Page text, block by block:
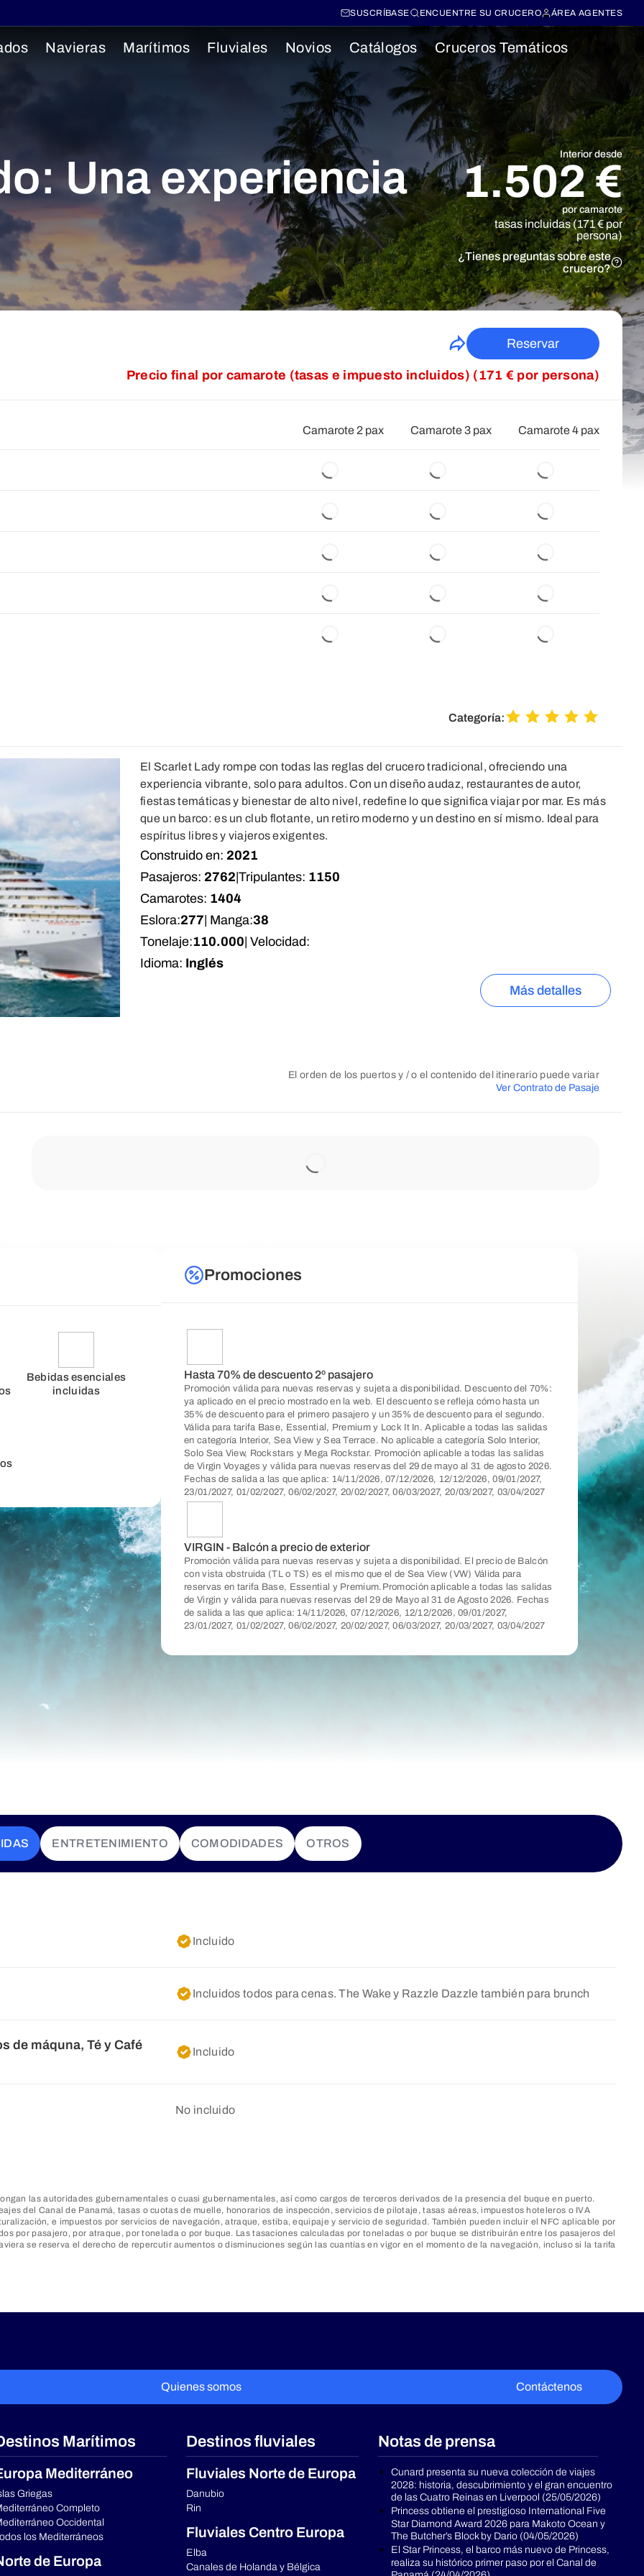
SUSCRÍBASE ENCUENTRE SU CRUCERO ÁREA AGENTES
Navieras Marítimos Fluviales Novios Catálogos Cruceros Temáticos
Una experiencia Interior desde
1.502 €
por camarote
tasas incluidas (171 € por
persona)
¿Tienes preguntas sobre este
crucero?
Reservar
Precio final por camarote (tasas e impuesto incluidos) (171 € por persona)
Camarote 2 pax Camarote 3 pax Camarote 4 pax
Categoría:
El Scarlet Lady rompe con todas las reglas del crucero tradicional, ofreciendo una
experiencia vibrante, solo para adultos. Con un diseño audaz, restaurantes de autor,
fiestas temáticas y bienestar de alto nivel, redefine lo que significa viajar por mar. Es más
que un barco: es un club flotante, un retiro moderno y un destino en sí mismo. Ideal para
espíritus libres y viajeros exigentes.
Construido en: 2021
Pasajeros: 2762 Tripulantes: 1150
Camarotes: 1404
Eslora:277 | Manga:38
Tonelaje:110.000 | Velocidad:
Idioma: Inglés
Más detalles
El orden de los puertos y / o el contenido del itinerario puede variar
Ver Contrato de Pasaje
Bebidas esenciales
incluidas
Promociones
Hasta 70% de descuento 2º pasajero
Promoción válida para nuevas reservas y sujeta a disponibilidad. Descuento del 70%:
ya aplicado en el precio mostrado en la web. El descuento se refleja cómo hasta un
35% de descuento para el primero pasajero y un 35% de descuento para el segundo.
Válida para tarifa Base, Essential, Premium y Lock It In. Aplicable a todas las salidas
en categoría Interior, Sea View y Sea Terrace. No aplicable a categoría Solo Interior,
Solo Sea View, Rockstars y Mega Rockstar. Promoción aplicable a todas las salidas
de Virgin Voyages y válida para nuevas reservas del 29 de mayo al 31 de agosto 2026.
Fechas de salida a las que aplica: 14/11/2026, 07/12/2026, 12/12/2026, 09/01/2027,
23/01/2027, 01/02/2027, 06/02/2027, 20/02/2027, 06/03/2027, 20/03/2027, 03/04/2027
VIRGIN - Balcón a precio de exterior
Promoción válida para nuevas reservas y sujeta a disponibilidad. El precio de Balcón
con vista obstruida (TL o TS) es el mismo que el de Sea View (VW) Válida para
reservas en tarifa Base, Essential y Premium.Promoción aplicable a todas las salidas
de Virgin y válida para nuevas reservas del 29 de Mayo al 31 de Agosto 2026. Fechas
de salida a las que aplica: 14/11/2026, 07/12/2026, 12/12/2026, 09/01/2027,
23/01/2027, 01/02/2027, 06/02/2027, 20/02/2027, 06/03/2027, 20/03/2027, 03/04/2027
ENTRETENIMIENTO COMODIDADES OTROS
Incluido
Incluidos todos para cenas. The Wake y Razzle Dazzle también para brunch
de máquna, Té y Café Incluido
No incluido
las autoridades gubernamentales o cuasi gubernamentales, así como cargos de terceros derivados de la presencia del buque en puerto.
del Canal de Panamá, tasas o cuotas de muelle, honorarios de inspección, servicios de pilotaje, tasas aéreas, impuestos hoteleros o IVA
e impuestos por servicios de navegación, atraque, estiba, equipaje y servicio de seguridad. También pueden incluir el NFC aplicable por
por pasajero, por atraque, por tonelada o por buque. Las tasaciones calculadas por toneladas o por buque se distribuirán entre los pasajeros del
se reserva el derecho de repercutir aumentos o disminuciones según las cuantías en vigor en el momento de la navegación, incluso si la tarifa
Quienes somos Contáctenos
Marítimos
Mediterráneo
Griegas
Completo
Occidental
los Mediterráneos
de Europa
Destinos fluviales
Fluviales Norte de Europa
Danubio
Rin
Fluviales Centro Europa
Elba
Canales de Holanda y Bélgica
Notas de prensa
Cunard presenta su nueva colección de viajes
2028: historia, descubrimiento y el gran encuentro
de las Cuatro Reinas en Liverpool (25/05/2026)
Princess obtiene el prestigioso International Five
Star Diamond Award 2026 para Makoto Ocean y
The Butcher’s Block by Dario (04/05/2026)
El Star Princess, el barco más nuevo de Princess,
realiza su histórico primer paso por el Canal de